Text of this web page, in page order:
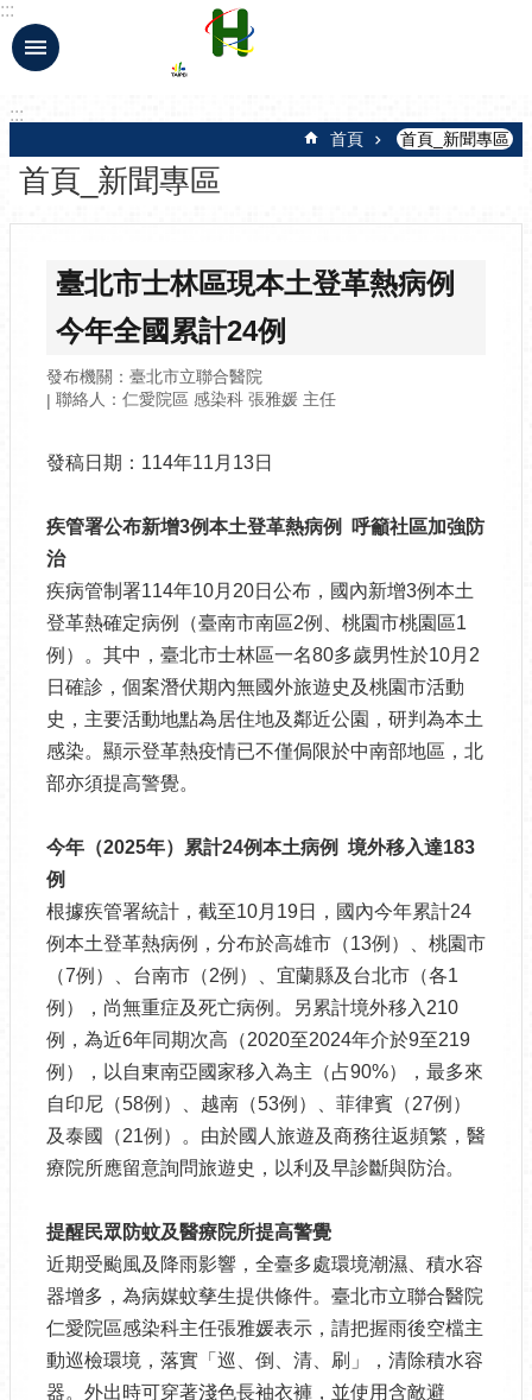
跳到主要內容區塊
:::
:::
首頁 首頁_新聞專區
首頁_新聞專區
臺北市士林區現本土登革熱病例
今年全國累計24例
發布機關：臺北市立聯合醫院
聯絡人：仁愛院區 感染科 張雅媛 主任
發稿日期：114年11月13日
疾管署公布新增3例本土登革熱病例
呼籲社區加強防
治
疾病管制署114年10月20日公布，國內新增3例本土
登革熱確定病例（臺南市南區2例、桃園市桃園區1
例）。其中，臺北市士林區一名80多歲男性於10月2
日確診，個案潛伏期內無國外旅遊史及桃園市活動
史，主要活動地點為居住地及鄰近公園，研判為本土
感染。顯示登革熱疫情已不僅侷限於中南部地區，北
部亦須提高警覺。
今年（2025年）累計24例本土病例 境外移入達183
例
根據疾管署統計，截至10月19日，國內今年累計24
例本土登革熱病例，分布於高雄市（13例）、桃園市
（7例）、台南市（2例）、宜蘭縣及台北市（各1
例），尚無重症及死亡病例。另累計境外移入210
例，為近6年同期次高（2020至2024年介於9至219
例），以自東南亞國家移入為主（占90%），最多來
自印尼（58例）、越南（53例）、菲律賓（27例）
及泰國（21例）。由於國人旅遊及商務往返頻繁，醫
療院所應留意詢問旅遊史，以利及早診斷與防治。
提醒民眾防蚊及醫療院所提高警覺
近期受颱風及降雨影響，全臺多處環境潮濕、積水容
器增多，為病媒蚊孳生提供條件。臺北市立聯合醫院
仁愛院區感染科主任張雅媛表示，請把握雨後空檔主
動巡檢環境，落實「巡、倒、清、刷」，清除積水容
器。外出時可穿著淺色長袖衣褲，並使用含敵避